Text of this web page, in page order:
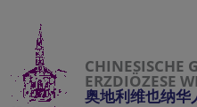
CHINESISCHE
ERZDIÖZESE
奥地利维也纳华